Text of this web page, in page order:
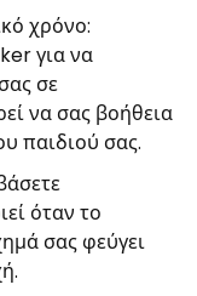
χρόνο:
για να
σε
να σας βοήθεια
παιδιού σας.
όταν το
σας φεύγει